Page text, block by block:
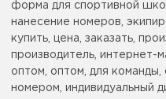
форма для спортивной
нанесение номеров,
купить, цена, заказать,
производитель, интернет-
оптом, оптом, для команды,
номером, индивидуальный